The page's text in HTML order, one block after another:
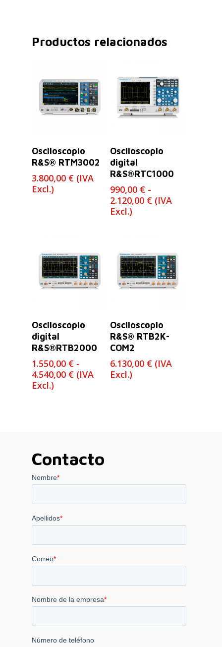
Productos relacionados
Leer Más
Osciloscopio
R&S® RTM3002
3.800,00 € (IVA
Excl.)
Seleccionar
Opciones
Osciloscopio
digital
R&S®RTC1000
990,00 € -
2.120,00 €Rango
hasta
2.120,00 €
(IVA
Excl.)
Seleccionar
Opciones
Osciloscopio
digital
R&S®RTB2000
1.550,00 € -
4.540,00 €Rango
(IVA
Excl.)
Osciloscopio
R&S® RTB2K-
COM2
6.130,00 € (IVA
Excl.)
Contacto